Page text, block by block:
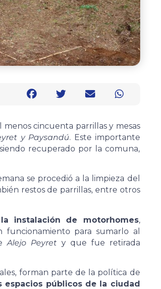
cincuenta parrillas y mesas
y Paysandú. Este importante
recuperado por la comuna,
se procedió a la limpieza del
restos de parrillas, entre otros
instalación de motorhomes,
para sumarlo al
Alejo Peyret y que fue retirada
forman parte de la política de
públicos de la ciudad